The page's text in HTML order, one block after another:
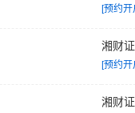
[预约开
湘财
[预约开
湘财